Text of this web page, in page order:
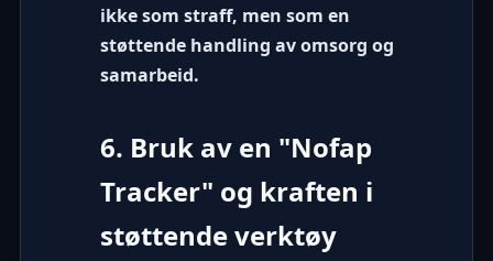
ikke som straff, men som en
støttende handling av omsorg og
samarbeid.
6. Bruk av en "Nofap
Tracker" og kraften i
støttende verktøy